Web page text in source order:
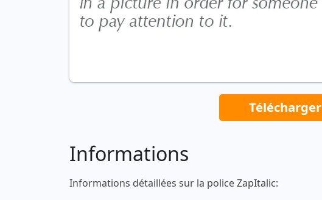
Télécharger
Informations
Informations détaillées sur la police ZapItalic: